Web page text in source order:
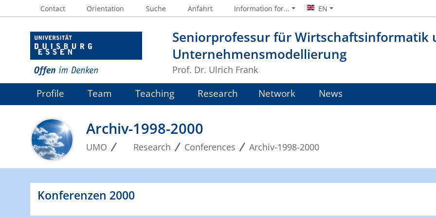
Seniorprofessur für Wirtschaftsinformatik
Unternehmensmodellierung
Prof. Dr. Ulrich Frank
Contact Orientation Suche Anfahrt Information for... EN
Profile Team Teaching Research Network News
Archiv-1998-2000
UMO Research Conferences Archiv-1998-2000
Konferenzen 2000